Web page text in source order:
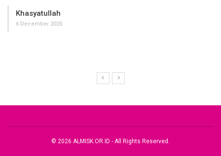
Khasyatullah
6 December 2020
© 2026 ALMISK.OR.ID - All Rights Reserved.